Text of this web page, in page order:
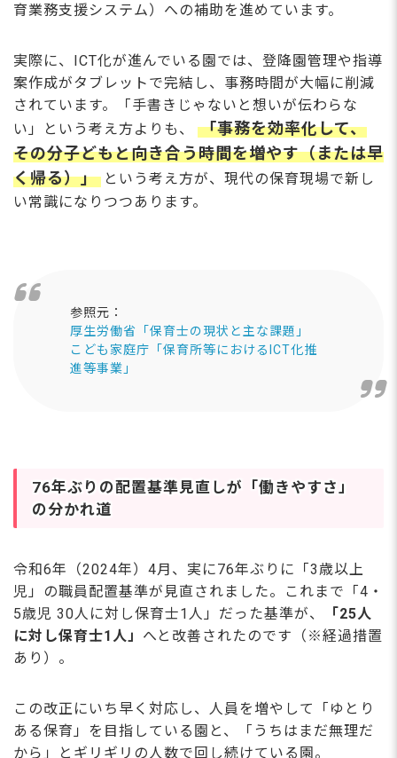
育業務支援システム）への補助を進めています。
実際に、ICT化が進んでいる園では、登降園管理や指導
案作成がタブレットで完結し、事務時間が大幅に削減
されています。「手書きじゃないと想いが伝わらな
い」という考え方よりも、
「事務を効率化して、
その分子どもと向き合う時間を増やす（または早
く帰る）」 という考え方が、現代の保育現場で新し
い常識になりつつあります。
参照元：
厚生労働省「保育士の現状と主な課題」
こども家庭庁「保育所等におけるICT化推
進等事業」
76年ぶりの配置基準見直しが「働きやすさ」
の分かれ道
令和6年（2024年）4月、実に76年ぶりに「3歳以上
児」の職員配置基準が見直されました。これまで「4・
5歳児 30人に対し保育士1人」だった基準が、
「25人
に対し保育士1人」 へと改善されたのです（※経過措置
あり）。
この改正にいち早く対応し、人員を増やして「ゆとり
ある保育」を目指している園と、「うちはまだ無理だ
から」とギリギリの人数で回し続けている園。